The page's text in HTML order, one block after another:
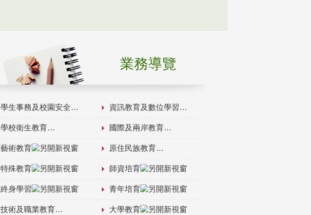
業務導覽
學生事務及校園安全 資訊教育及數位學習
學校衛生教育 國際及兩岸教育
藝術教育 原住民族教育
特殊教育 師資培育
終身學習 青年培育
技術及職業教育 大學教育